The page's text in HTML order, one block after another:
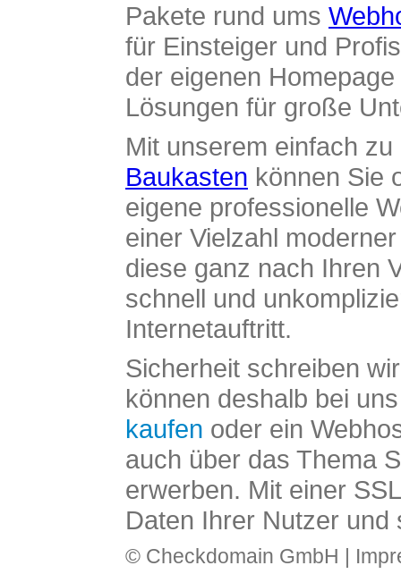
Pakete rund ums
für Einsteiger und
der eigenen
Lösungen für große
Mit unserem einfach
Baukasten können Sie
eigene professionelle
einer Vielzahl
diese ganz nach Ihren
schnell und
Internetauftritt.
Sicherheit schreiben
können deshalb bei
kaufen oder ein
auch über das Thema
erwerben. Mit einer
Daten Ihrer Nutzer und
© Checkdomain GmbH |